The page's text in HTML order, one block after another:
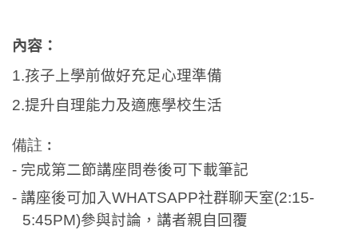
內容：
1.孩子上學前做好充足心理準備
2.提升自理能力及適應學校生活
備註︰
- 完成第二節講座問卷後可下載筆記
- 講座後可加入WHATSAPP社群聊天室(2:15-
5:45PM)參與討論，講者親自回覆